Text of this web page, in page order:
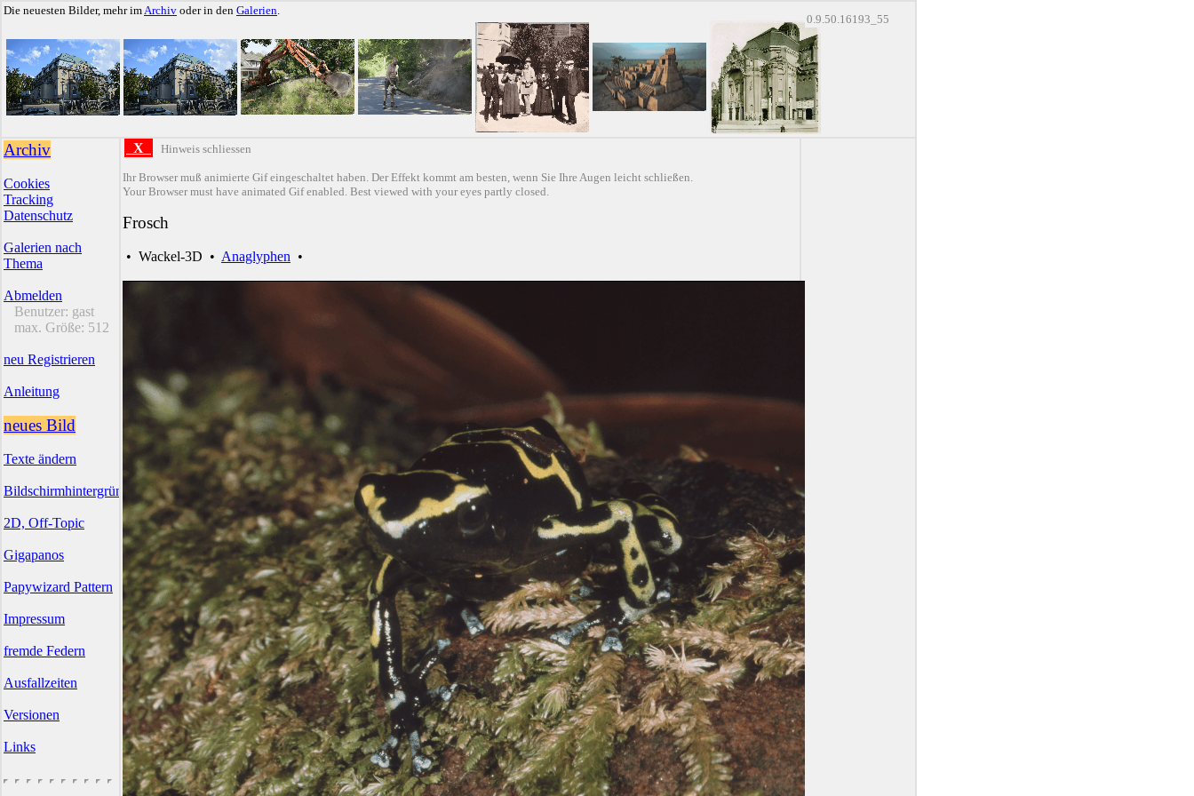
Die neuesten Bilder, mehr imArchiv oder in den Galerien.
0.9.50.16193_55
Archiv
Cookies
Tracking
Datenschutz
Galerien nach
Thema
Abmelden
Benutzer: gast
max. Größe: 512
neu Registrieren
Anleitung
neues Bild
Texte ändern
Bildschirmhintergründe
2D, Off-Topic
Gigapanos
Papywizard Pattern
Impressum
fremde Federn
Ausfallzeiten
Versionen
Links
X Hinweis schliessen
Ihr Browser muß animierte Gif eingeschaltet haben. Der Effekt kommt am besten, wenn Sie Ihre Augen leicht schließen.
Your Browser must have animated Gif enabled. Best viewed with your eyes partly closed.
Frosch
• Wackel-3D • Anaglyphen •